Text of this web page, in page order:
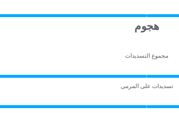
هجوم
مجموع التسديدات
تسديدات على المرمى